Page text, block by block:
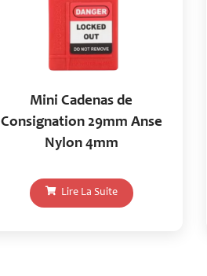
Mini Cadenas de
Consignation 29mm Anse
Nylon 4mm
Lire La Suite